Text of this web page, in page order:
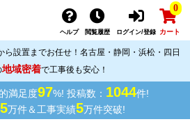
ヘルプ 閲覧履歴 ログイン/登録
0
カート
ら設置までお任せ！名古屋・静岡・浜松・四日
地域密着で工事後も安心！
満足度97%! 投稿数： 1044件!
万件＆工事実績5万件突破!